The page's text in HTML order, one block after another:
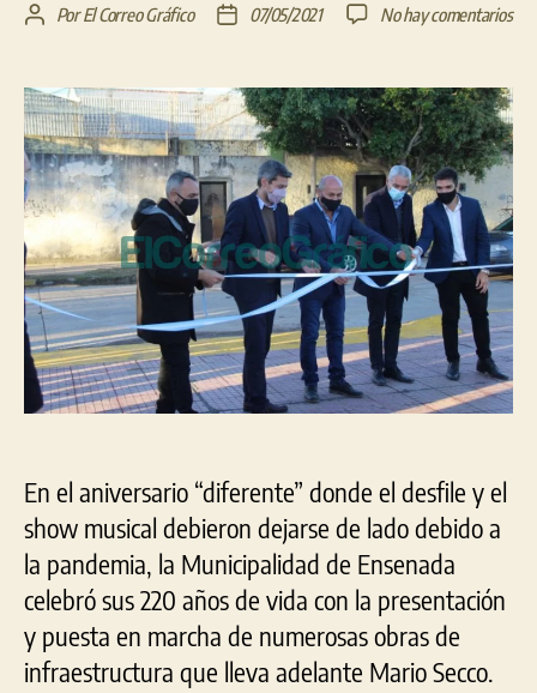
Autor
entrada
PorEl Correo Gráfico
Fecha
entrada
07/05/2021 No hay comentariosen
a
las
que
en
En el aniversario “diferente” donde el desfile y el
show musical debieron dejarse de lado debido a
la pandemia, la Municipalidad de Ensenada
celebró sus 220 años de vida con la presentación
y puesta en marcha de numerosas obras de
infraestructura que lleva adelante Mario Secco.